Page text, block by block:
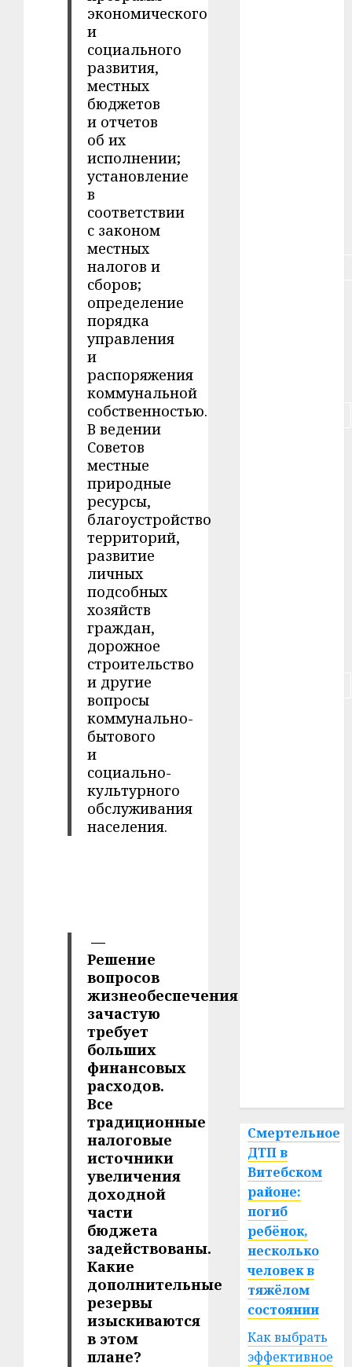
экономического
и
социального
развития,
местных
бюджетов
и отчетов
об их
исполнении;
установление
в
соответствии
с законом
местных
налогов и
сборов;
определение
порядка
управления
и
распоряжения
коммунальной
собственностью.
В ведении
Советов
местные
природные
ресурсы,
благоустройство
территорий,
развитие
личных
подсобных
хозяйств
граждан,
дорожное
строительство
и другие
вопросы
коммунально-
бытового
и
социально-
культурного
обслуживания
населения.
—
Решение
вопросов
жизнеобеспечения
зачастую
требует
больших
финансовых
расходов.
Все
традиционные
налоговые
источники
увеличения
доходной
части
бюджета
задействованы.
Какие
дополнительные
резервы
изыскиваются
в этом
плане?
Смертельное
ДТП в
Витебском
районе:
погиб
ребёнок,
несколько
человек в
тяжёлом
состоянии
Как выбрать
эффективное